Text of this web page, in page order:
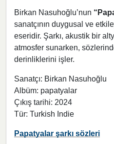
Birkan Nasuhoğlu’nun
sanatçının duygusal ve
eseridir. Şarkı, akustik bir
atmosfer sunarken,
derinliklerini işler.
Sanatçı: Birkan Nasuhoğlu
Albüm: papatyalar
Çıkış tarihi: 2024
Tür: Turkish Indie
Papatyalar şarkı sözleri